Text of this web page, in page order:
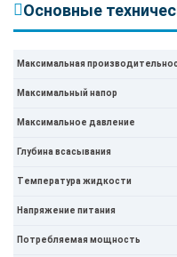
Основные
Максимальная
Максимальный напор
Максимальное давление
Глубина всасывания
Температура жидкости
Напряжение питания
Потребляемая мощность